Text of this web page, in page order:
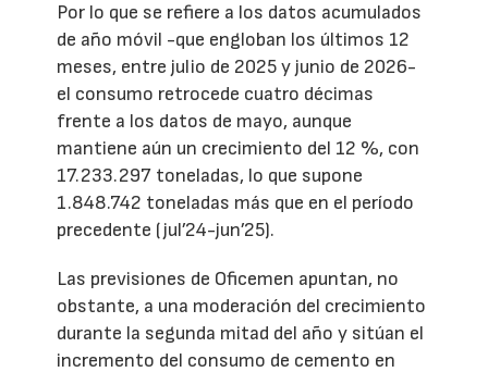
Por lo que se refiere a los datos acumulados
de año móvil -que engloban los últimos 12
meses, entre julio de 2025 y junio de 2026-
el consumo retrocede cuatro décimas
frente a los datos de mayo, aunque
mantiene aún un crecimiento del 12 %, con
17.233.297 toneladas, lo que supone
1.848.742 toneladas más que en el período
precedente (jul’24-jun’25).
Las previsiones de Oficemen apuntan, no
obstante, a una moderación del crecimiento
durante la segunda mitad del año y sitúan el
incremento del consumo de cemento en